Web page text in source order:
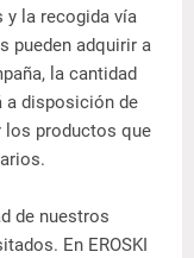
la recogida vía
pueden adquirir a
la cantidad
a disposición de
los productos que
de nuestros
En EROSKI